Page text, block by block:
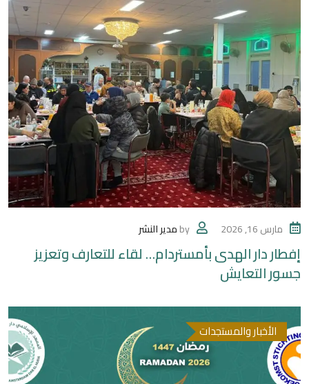
مارس 16, 2026 byمدير النشر
إفطار دار الهدى بأمستردام… لقاء للتعارف وتعزيز
جسور التعايش
الأخبار والمستجدات